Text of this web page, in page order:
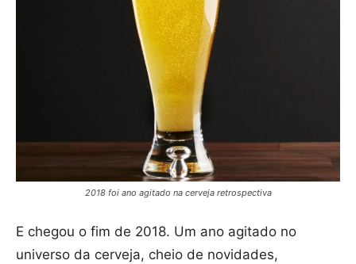
2018 foi ano agitado na cerveja retrospectiva
E chegou o fim de 2018. Um ano agitado no
universo da cerveja, cheio de novidades,